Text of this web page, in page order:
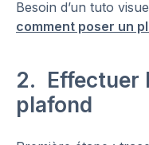
Besoin d’un tuto
comment poser un
2. Effectuer
plafond